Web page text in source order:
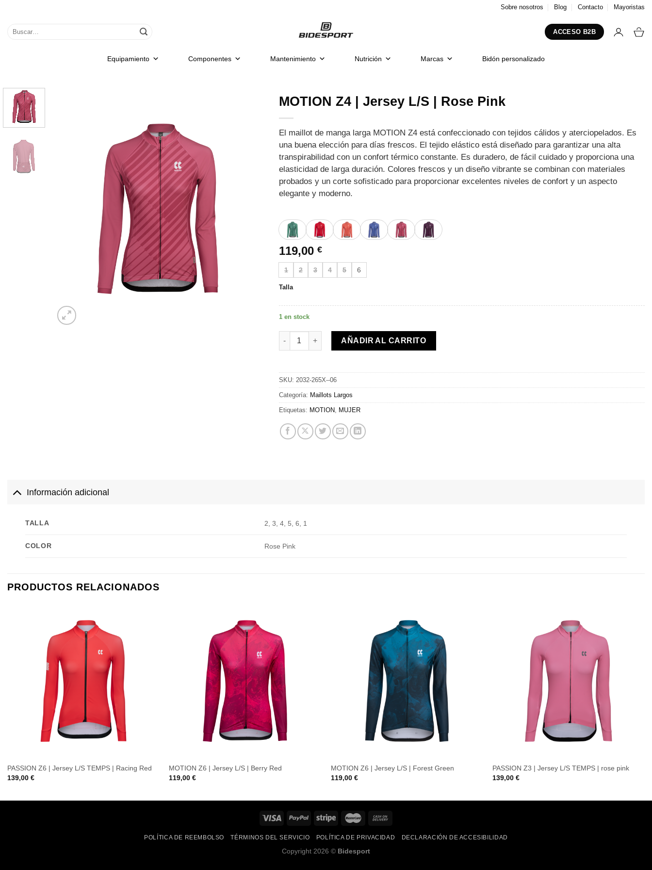
contenido
Sobre nosotros Blog Contacto Mayoristas
Buscar
ACCESO B2B
Equipamiento Componentes Mantenimiento Nutrición Marcas Bidón personalizado
MOTION Z4 | Jersey L/S | Rose Pink
El maillot de manga larga MOTION Z4 está confeccionado con tejidos cálidos y aterciopelados. Es
una buena elección para días frescos. El tejido elástico está diseñado para garantizar una alta
transpirabilidad con un confort térmico constante. Es duradero, de fácil cuidado y proporciona una
elasticidad de larga duración. Colores frescos y un diseño vibrante se combinan con materiales
probados y un corte sofisticado para proporcionar excelentes niveles de confort y un aspecto
elegante y moderno.
119,00 €
1 2 3 4 5 6
Talla
1 en stock
MOTION Z4 | Jersey L/S | Rose Pink cantidad
AÑADIR AL CARRITO
SKU: 2032-265X--06
Categoría: Maillots Largos
Etiquetas: MOTION MUJER
Información adicional
TALLA 2, 3, 4, 5, 6, 1
COLOR Rose Pink
PRODUCTOS RELACIONADOS
PASSION Z6 | Jersey L/S TEMPS | Racing Red
139,00 €
MOTION Z6 | Jersey L/S | Berry Red
119,00€
MOTION Z6 | Jersey L/S | Forest Green
119,00 €
PASSION Z3 | Jersey L/S TEMPS | rose pink
139,00€
POLÍTICA DE REEMBOLSO TÉRMINOS DEL SERVICIO POLÍTICA DE PRIVACIDAD DECLARACIÓN DE ACCESIBILIDAD
Copyright 2026 © Bidesport